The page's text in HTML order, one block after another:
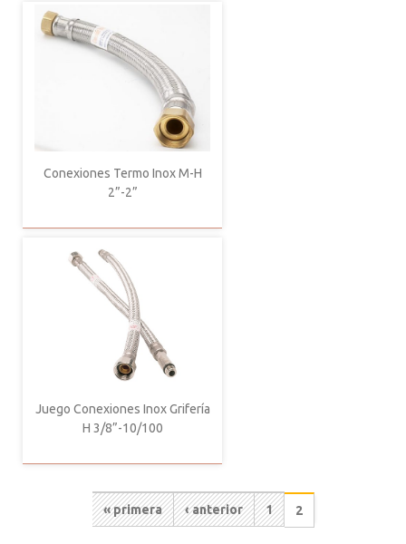
Conexiones Termo Inox M-H
2”-2”
Juego Conexiones Inox Grifería
H 3/8”-10/100
PaginaciónPrimera
página
« primera
Página
anterior
‹ anterior Página
1
Página
2